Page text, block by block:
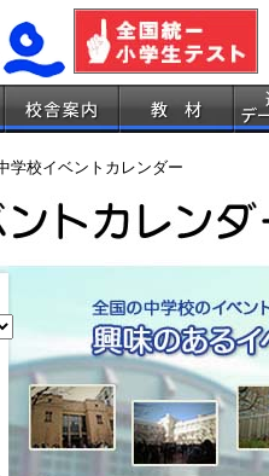
校イベントカレンダー